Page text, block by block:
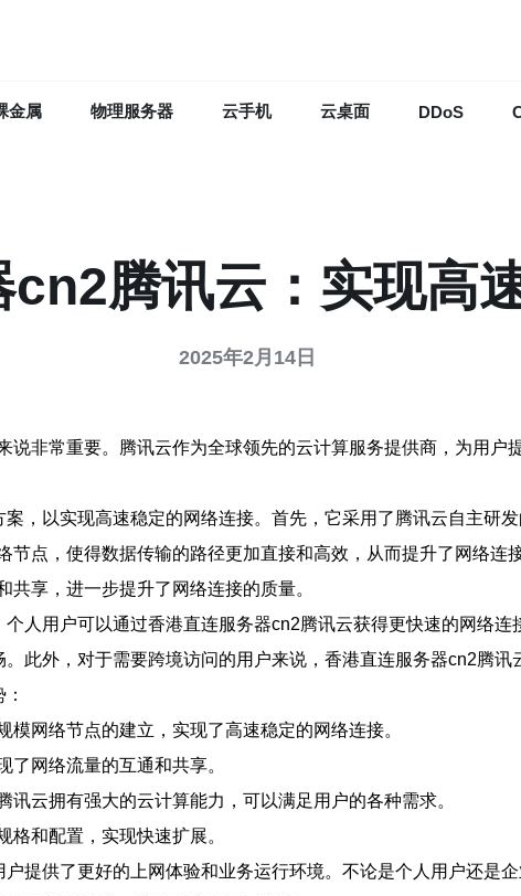
金属 物理服务器 云手机 云桌面 DDoS
腾讯云：实现高
2025年2月14日
非常重要。腾讯云作为全球领先的云计算服务提供商，为用
，以实现高速稳定的网络连接。首先，它采用了腾讯云自主研
点，使得数据传输的路径更加直接和高效，从而提升了网络
享，进一步提升了网络连接的质量。
人用户可以通过香港直连服务器cn2腾讯云获得更快速的网络
此外，对于需要跨境访问的用户来说，香港直连服务器cn2腾讯
网络节点的建立，实现了高速稳定的网络连接。
网络流量的互通和共享。
云拥有强大的云计算能力，可以满足用户的各种需求。
和配置，实现快速扩展。
提供了更好的上网体验和业务运行环境。不论是个人用户还是